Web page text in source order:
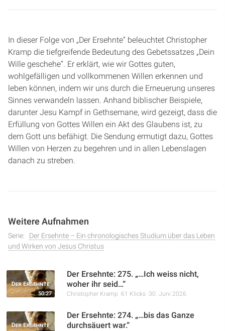
In dieser Folge von „Der Ersehnte“ beleuchtet Christopher
Kramp die tiefgreifende Bedeutung des Gebetssatzes „Dein
Wille geschehe“. Er erklärt, wie wir Gottes guten,
wohlgefälligen und vollkommenen Willen erkennen und
leben können, indem wir uns durch die Erneuerung unseres
Sinnes verwandeln lassen. Anhand biblischer Beispiele,
darunter Jesu Kampf in Gethsemane, wird gezeigt, dass die
Erfüllung von Gottes Willen ein Akt des Glaubens ist, zu
dem Gott uns befähigt. Die Sendung ermutigt dazu, Gottes
Willen von Herzen zu begehren und in allen Lebenslagen
danach zu streben.
Weitere Aufnahmen
Serie:
Der Ersehnte – Ein chronologisches Studium über das Leben
und Wirken von Jesus Christus
50:27
Der Ersehnte: 275. „…Ich weiss nicht,
woher ihr seid…“
Christopher Kramp 61 Klicks 30. Juni 2026
Der Ersehnte: 274. „…bis das Ganze
durchsäuert war.“